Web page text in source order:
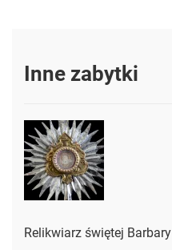
Inne zabytki
Relikwiarz świętej Barbary